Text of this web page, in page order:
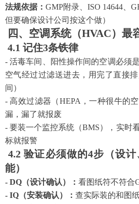
法规依据： GMP附录、ISO 14644、
但要确保设计公司按这个做）
四、空调系统（HVAC）最
4.1 记住3条铁律
- 活毒车间、阳性操作间的空调必须
空气经过过滤送进去，用完了直接
间）
- 高效过滤器（HEPA，一种很牛的
漏，漏了就报废
- 要装一个监控系统（BMS），实时
标就报警
4.2 验证必须做的4步（设
能）
- DQ（设计确认）： 看图纸符不符合
- IQ（安装确认）： 查实际装的和图